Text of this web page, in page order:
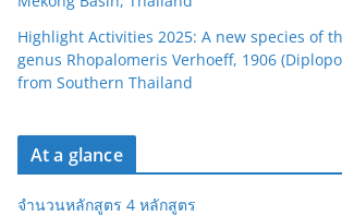
Highlight Activities 2025: A new species of
genus Rhopalomeris Verhoeff, 1906
from Southern Thailand
At a glance
จำนวนหลักสูตร 4 หลักสูตร